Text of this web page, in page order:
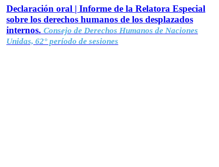
Declaración oral | Informe de la Relatora Especial
sobre los derechos humanos de los desplazados
internos. Consejo de Derechos Humanos de Naciones
Unidas, 62° período de sesiones